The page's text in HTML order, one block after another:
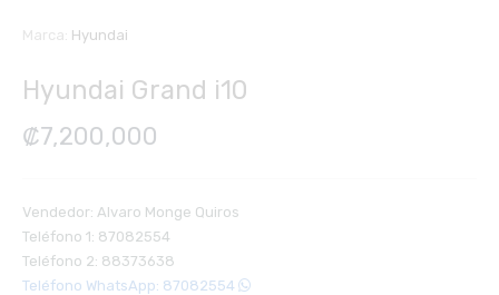
Marca: Hyundai
Hyundai Grand i10
₡7,200,000
Vendedor: Alvaro Monge Quiros
Teléfono 1: 87082554
Teléfono 2: 88373638
Teléfono WhatsApp: 87082554